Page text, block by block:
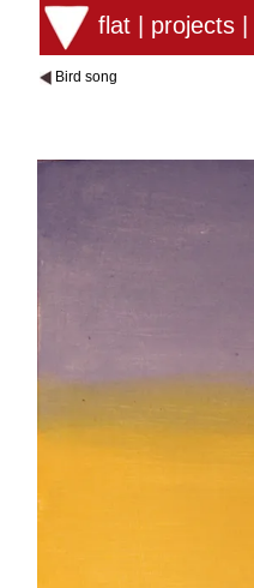
flat projects
Bird song